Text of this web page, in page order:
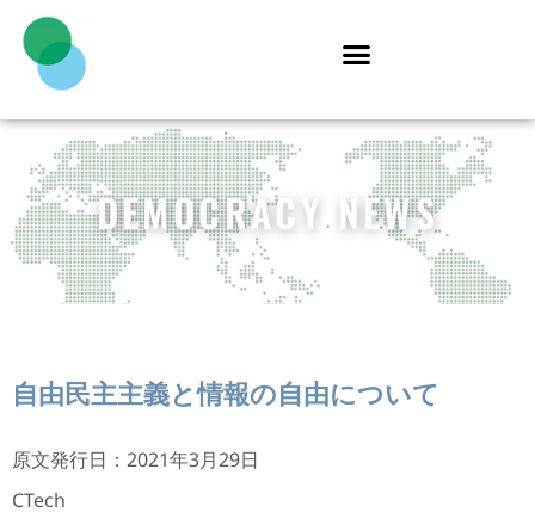
DEMOCRACY NEWS
自由民主主義と情報の自由について
原文発行日：2021年3月29日
CTech